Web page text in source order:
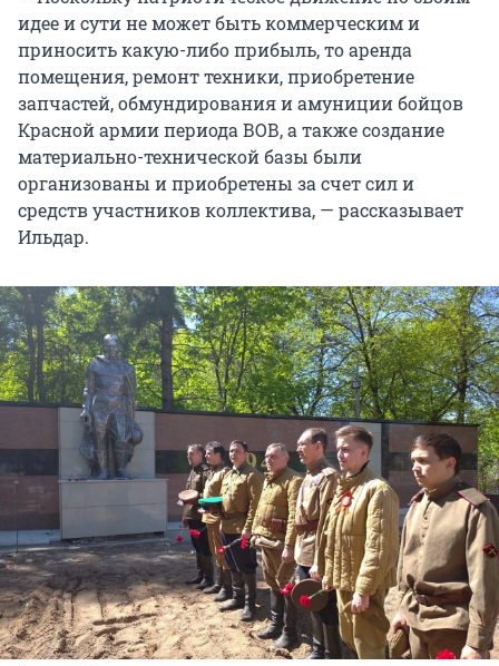
идее и сути не может быть коммерческим и
приносить какую-либо прибыль, то аренда
помещения, ремонт техники, приобретение
запчастей, обмундирования и амуниции бойцов
Красной армии периода ВОВ, а также создание
материально-технической базы были
организованы и приобретены за счет сил и
средств участников коллектива, — рассказывает
Ильдар.